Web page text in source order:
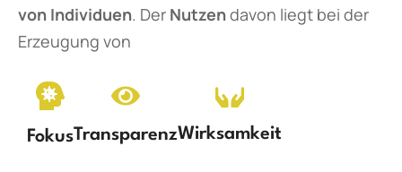
von Individuen. Der Nutzendavon liegt bei der
Erzeugung von
FokusTransparenzWirksamkeit